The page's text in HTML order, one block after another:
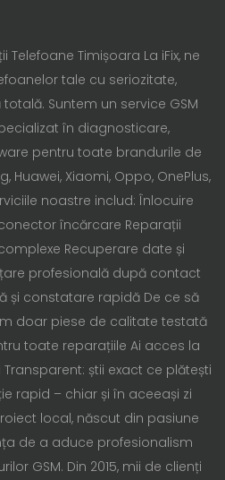
Telefoane Timișoara La iFix, ne
tale cu seriozitate,
Suntem un service GSM
în diagnosticare,
pentru toate brandurile de
Huawei, Xiaomi, Oppo, OnePlus,
noastre includ: Înlocuire
încărcare Reparații
Recuperare date și
profesională după contact
și constatare rapidă De ce să
doar piese de calitate testată
toate reparațiile Ai acces la
știi exact ce plătești
rapid – chiar și în aceeași zi
local, născut din pasiune
de a aduce profesionalism
GSM. Din 2015, mii de clienți